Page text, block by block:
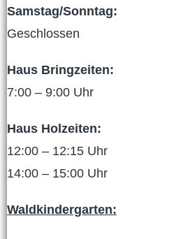
Samstag/Sonntag:
Geschlossen
Haus Bringzeiten:
7:00 – 9:00 Uhr
Haus Holzeiten:
12:00 – 12:15 Uhr
14:00 – 15:00 Uhr
Waldkindergarten: